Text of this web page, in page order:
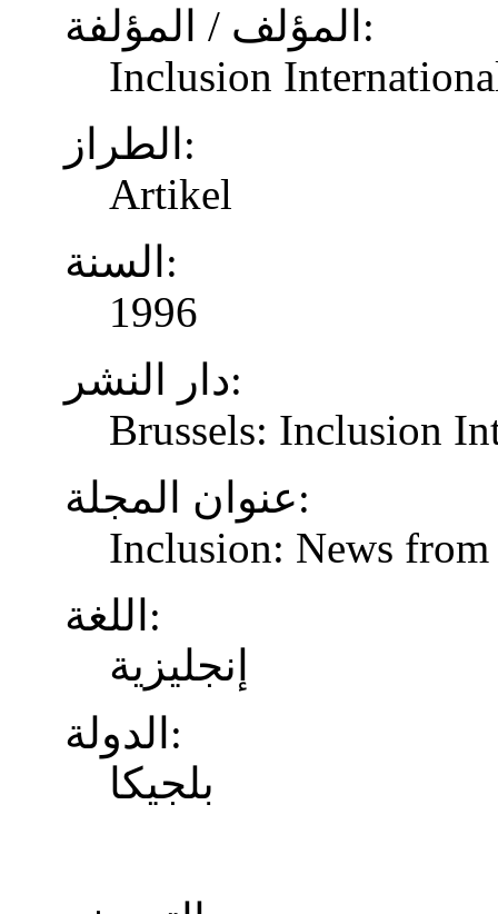
المؤلف / المؤلفة:
Inclusion
الطراز:
Artikel
السنة:
1996
دار النشر:
Brussels: Inclusion
عنوان المجلة:
Inclusion: News
اللغة:
إنجليزية
الدولة:
بلجيكا